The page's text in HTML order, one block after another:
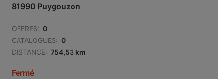
81990 Puygouzon
OFFRES: 0
CATALOGUES: 0
DISTANCE: 754,53 km
Fermé